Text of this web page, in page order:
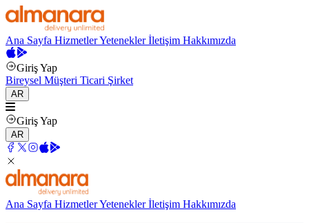
Ana Sayfa HizmetlerYeteneklerİletişim Hakkımızda
Giriş Yap
Bireysel Müşteri Ticari Şirket
AR
Giriş Yap
AR
Ana Sayfa HizmetlerYeteneklerİletişim Hakkımızda